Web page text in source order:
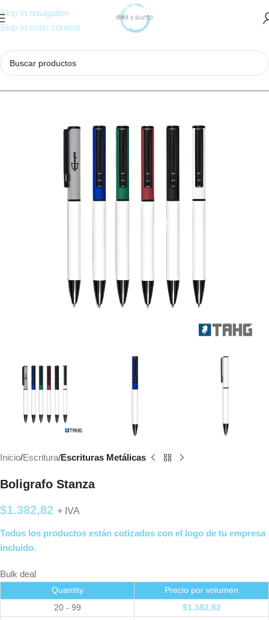
Skip to navigation
Skip to main content
Inicio Escritura Escrituras Metálicas
Boligrafo Stanza
$1.382,82 + IVA
Todos los productos están cotizados con el logo de tu empresa
incluido.
Bulk deal
Quantity
Precio por volumen
20 - 99
$1.382,82